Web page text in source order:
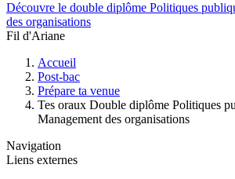
Découvre le double diplôme Politiques
des organisations
Fil d'Ariane
Accueil
Post-bac
Prépare ta venue
Tes oraux Double diplôme Politiques
Management des organisations
Navigation
Liens externes